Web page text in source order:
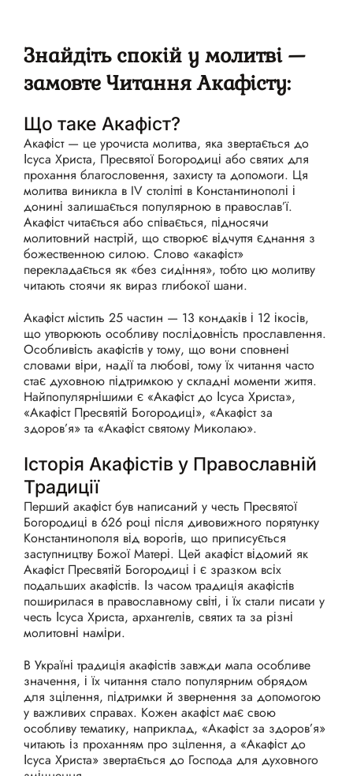
Знайдіть спокій у молитві —
замовте Читання Акафісту:
Що таке Акафіст?
Акафіст — це урочиста молитва, яка звертається до
Ісуса Христа, Пресвятої Богородиці або святих для
прохання благословення, захисту та допомоги. Ця
молитва виникла в IV столітті в Константинополі і
донині залишається популярною в православ’ї.
Акафіст читається або співається, підносячи
молитовний настрій, що створює відчуття єднання з
божественною силою. Слово «акафіст»
перекладається як «без сидіння», тобто цю молитву
читають стоячи як вираз глибокої шани.
Акафіст містить 25 частин — 13 кондаків і 12 ікосів,
що утворюють особливу послідовність прославлення.
Особливість акафістів у тому, що вони сповнені
словами віри, надії та любові, тому їх читання часто
стає духовною підтримкою у складні моменти життя.
Найпопулярнішими є «Акафіст до Ісуса Христа»,
«Акафіст Пресвятій Богородиці», «Акафіст за
здоров’я» та «Акафіст святому Миколаю».
Історія Акафістів у Православній
Традиції
Перший акафіст був написаний у честь Пресвятої
Богородиці в 626 році після дивовижного порятунку
Константинополя від ворогів, що приписується
заступництву Божої Матері. Цей акафіст відомий як
Акафіст Пресвятій Богородиці і є зразком всіх
подальших акафістів. Із часом традиція акафістів
поширилася в православному світі, і їх стали писати у
честь Ісуса Христа, архангелів, святих та за різні
молитовні наміри.
В Україні традиція акафістів завжди мала особливе
значення, і їх читання стало популярним обрядом
для зцілення, підтримки й звернення за допомогою
у важливих справах. Кожен акафіст має свою
особливу тематику, наприклад, «Акафіст за здоров’я»
читають із проханням про зцілення, а «Акафіст до
Ісуса Христа» звертається до Господа для духовного